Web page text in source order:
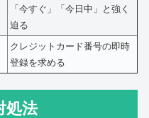
「今すぐ」「今日中」と強く
迫る
クレジットカード番号の即時
登録を求める
処法